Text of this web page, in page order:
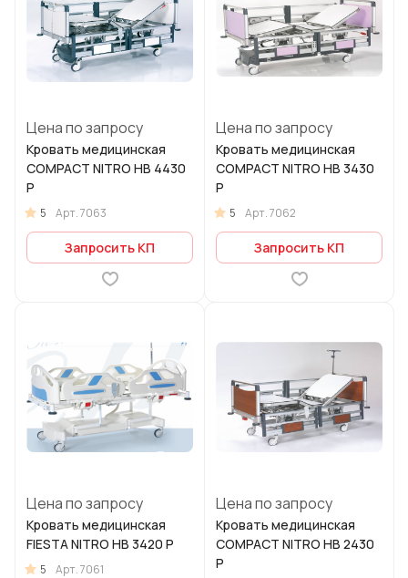
Цена по запросу
Кровать медицинская
COMPACT NITRO HB 4430
P
5 Арт.7063
Запросить КП
Цена по запросу
Кровать медицинская
COMPACT NITRO HB 3430
P
5 Арт.7062
Запросить КП
Цена по запросу
Кровать медицинская
FIESTA NITRO HB 3420 P
5 Арт.7061
Цена по запросу
Кровать медицинская
COMPACT NITRO HB 2430
P